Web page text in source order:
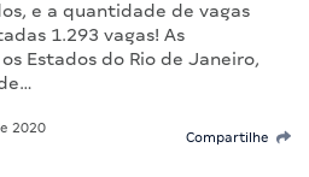
e a quantidade de vagas
1.293 vagas! As
Estados do Rio de Janeiro,
2020
Compartilhe